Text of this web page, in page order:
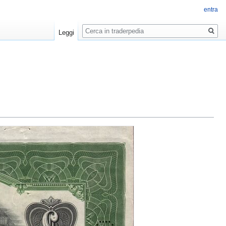
entra
Leggi
Ricerca